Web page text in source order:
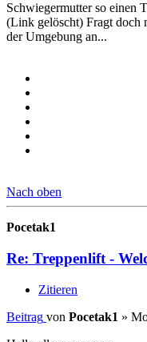
Schwiegermutter so einen
(Link gelöscht) Fragt doch
der Umgebung an...
Nach oben
Pocetak1
Re: Treppenlift -
Zitieren
Beitrag von Pocetak1 »